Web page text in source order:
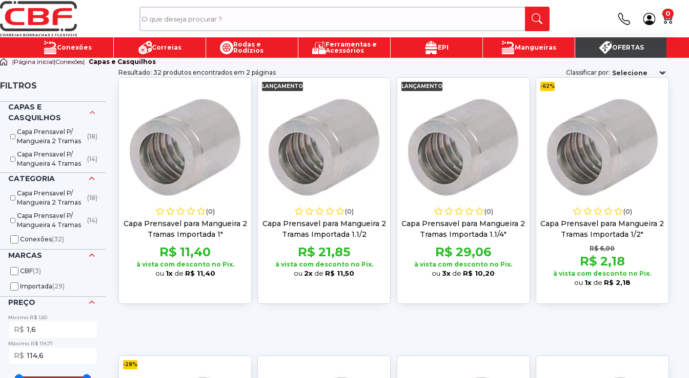
Canais de Atendimento
(16) 3720 - 4700
0
Conexões Correias
Rodas e
Rodízios
Ferramentas e
Acessórios
EPI Mangueiras
OFERTAS
|Página inicial|Conexões| Capas e Casquilhos
FILTROS
CAPAS E
CASQUILHOS
Capa Prensavel P/
Mangueira 2 Tramas
(18)
Capa Prensavel P/
Mangueira 4 Tramas
(14)
CATEGORIA
Capa Prensavel P/
Mangueira 2 Tramas
(18)
Capa Prensavel P/
Mangueira 4 Tramas
(14)
Conexões(32)
MARCAS
CBF(3)
Importada(29)
PREÇO
Minimo R$ 1,60
1,6
Máximo R$ 114,71
114,6
Resultado: 32 produtos encontrados em 2 páginas Classificar por:
(0)
Capa Prensavel para Mangueira 2
Tramas Importada 1"
R$ 11,40
à vista com desconto no Pix.
ou 1xde R$ 11,40
LANÇAMENTO
(0)
Capa Prensavel para Mangueira 2
Tramas Importada 1.1/2
R$ 21,85
à vista com desconto no Pix.
ou2x de R$ 11,50
LANÇAMENTO
(0)
Capa Prensavel para Mangueira 2
Tramas Importada 1.1/4"
R$ 29,06
à vista com desconto no Pix.
ou 3x de R$ 10,20
-62%
(0)
Capa Prensavel para Mangueira 2
Tramas Importada 1/2"
R$ 6,00
R$ 2,18
à vista com desconto no Pix.
ou 1xde R$ 2,18
-28%